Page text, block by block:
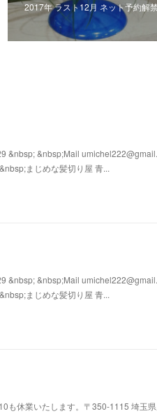
2017年 ラスト12月 ネット予約解
&nbsp; &nbsp;Mail
まじめな髪切り屋 青...
&nbsp; &nbsp;Mail
まじめな髪切り屋 青...
も休業いたします。〒350-1115 埼玉